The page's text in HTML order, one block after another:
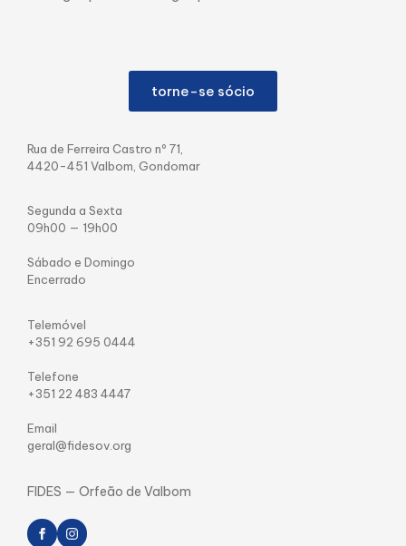
FIDES — Orfeão de Valbom
Telemóvel
+351 92 695 0444
Telefone
+351 22 483 4447
Email
geral@fidesov.org
Rua de Ferreira Castro nº 71,
4420-451 Valbom, Gondomar
Segunda a Sexta
09h00 — 19h00
Sábado e Domingo
Encerrado
torne-se sócio